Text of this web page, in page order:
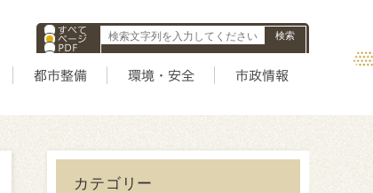
すべて
ページ
PDF
ID
都市整備 環境・安全 市政情報
カテゴリー